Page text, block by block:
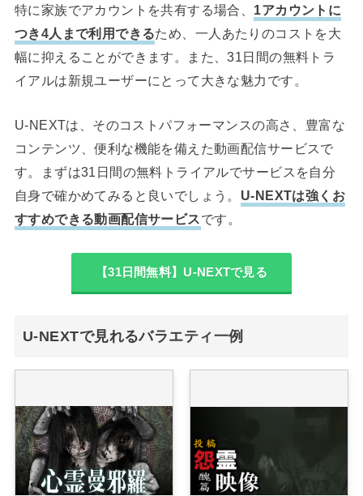
特に家族でアカウントを共有する場合、 1アカウントに
つき4人まで利用できるため、一人あたりのコストを大
幅に抑えることができます。また、31日間の無料トラ
イアルは新規ユーザーにとって大きな魅力です。
U-NEXTは、そのコストパフォーマンスの高さ、豊富な
コンテンツ、便利な機能を備えた動画配信サービスで
す。まずは31日間の無料トライアルでサービスを自分
自身で確かめてみると良いでしょう。 U-NEXTは強くお
すすめできる動画配信サービスです。
【31日間無料】U-NEXTで見る
U-NEXTで見れるバラエティ一例